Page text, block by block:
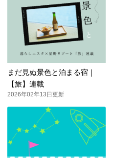
まだ見ぬ景色と泊まる宿｜
【旅】連載
2026年02年13日更新